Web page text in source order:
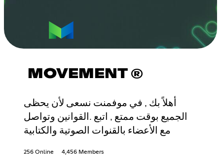
MOVEMENT ®
أهلاً بك , في موفمنت نسعى لأن يحظى
الجميع بوقت ممتع , اتبع .القوانين وتواصل
مع الأعضاء بالقنوات الصوتية والكتابية
256 Online 4,456 Members